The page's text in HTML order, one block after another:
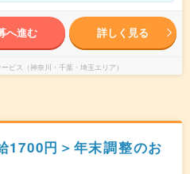
へ進む 詳しく見る
ビス（神奈川・千葉・埼玉エリア）
1700円＞年末調整のお